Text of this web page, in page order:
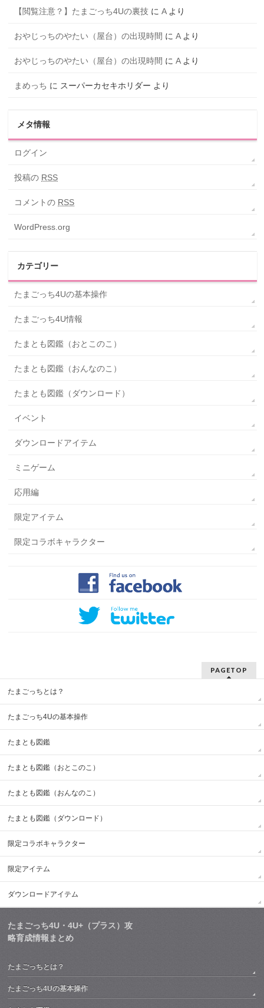
【閲覧注意？】たまごっち4Uの裏技 にAより
おやじっちのやたい（屋台）の出現時間 にAより
おやじっちのやたい（屋台）の出現時間 にAより
まめっち に スーパーカセキホリダー より
メタ情報
ログイン
投稿の RSS
コメントの RSS
WordPress.org
カテゴリー
たまごっち4Uの基本操作
たまごっち4U情報
たまとも図鑑（おとこのこ）
たまとも図鑑（おんなのこ）
たまとも図鑑（ダウンロード）
イベント
ダウンロードアイテム
ミニゲーム
応用編
限定アイテム
限定コラボキャラクター
PAGETOP
たまごっちとは？
たまごっち4Uの基本操作
たまとも図鑑
たまとも図鑑（おとこのこ）
たまとも図鑑（おんなのこ）
たまとも図鑑（ダウンロード）
限定コラボキャラクター
限定アイテム
ダウンロードアイテム
たまごっち4U・4U+（プラス）攻
略育成情報まとめ
たまごっちとは？
たまごっち4Uの基本操作